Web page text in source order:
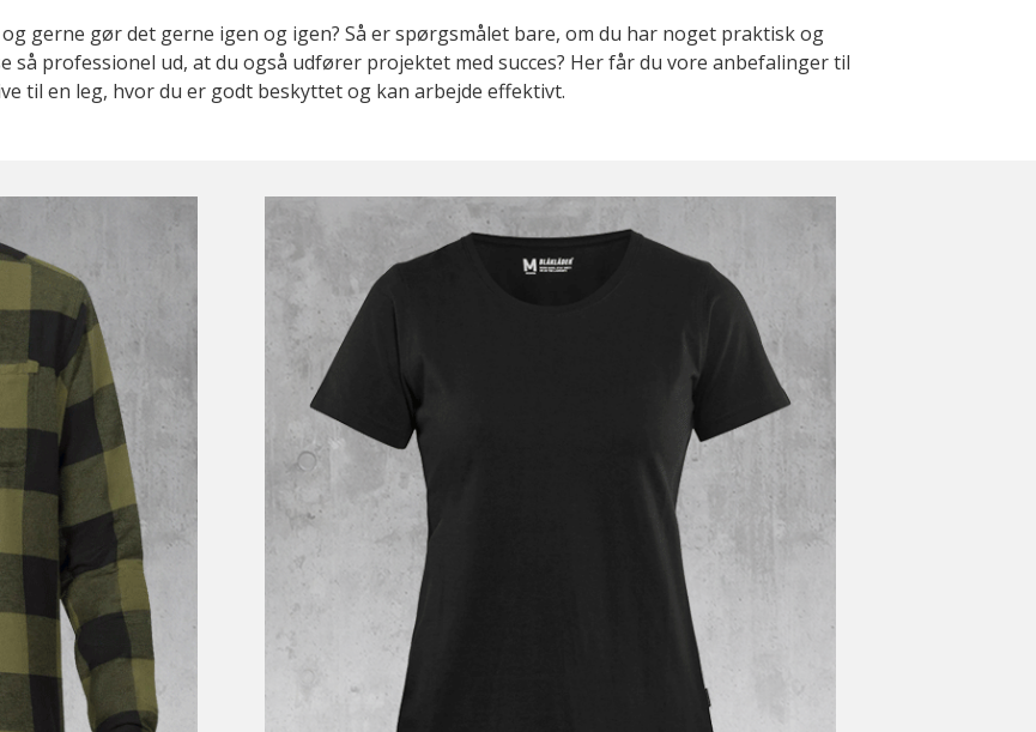
gerne gør det gerne igen og igen? Så er spørgsmålet bare, om du har noget praktisk og
professionel ud, at du også udfører projektet med succes? Her får du vore anbefalinger til
til en leg, hvor du er godt beskyttet og kan arbejde effektivt.